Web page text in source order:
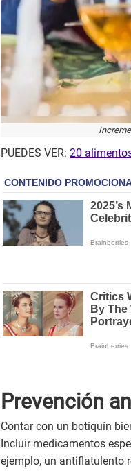
PUEDES VER: 20
Prevención
Contar con un botiquín
Incluir medicamentos
ejemplo, un antiflatulento